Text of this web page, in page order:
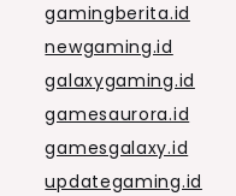
gamingberita.id
newgaming.id
galaxygaming.id
gamesaurora.id
gamesgalaxy.id
updategaming.id